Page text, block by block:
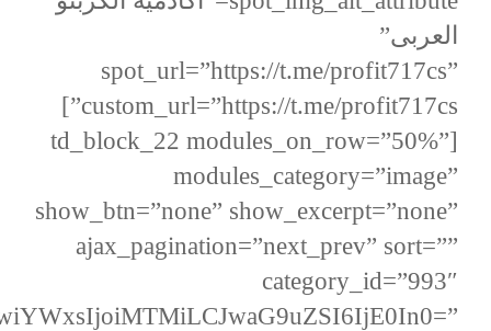
العربى”
spot_url=”https://t.me/profit717cs”
custom_url=”https://t.me/profit717cs”]
[td_block_22 modules_on_row=”50%”
modules_category=”image”
show_btn=”none” show_excerpt=”none”
ajax_pagination=”next_prev” sort=””
category_id=”993″